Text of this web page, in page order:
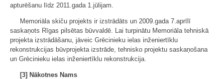
apturēšanu līdz 2011.gada 1.jūlijam.
Memoriāla skiču projekts ir izstrādāts un 2009.gada 7.aprīlī
saskaņots Rīgas pilsētas būvvaldē. Lai turpinātu Memoriāla tehniskā
projekta izstrādāšanu, jāveic Grēcinieku ielas inženiertīklu
rekonstrukcijas būvprojekta izstrāde, tehnisko projektu saskaņošana
un Grēcinieku ielas inženiertīklu rekonstrukcija.
[3] Nākotnes Nams